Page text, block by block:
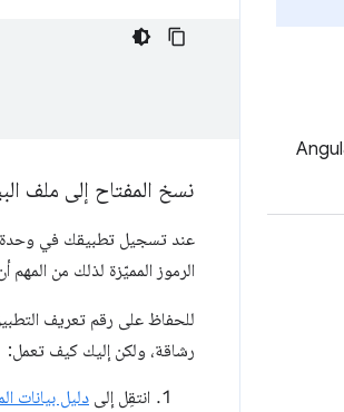
نسخ المفتاح إلى ملف
الرموز المميّزة لذلك من
للحفاظ على رقم تعريف
رشاقة، ولكن إليك كيف تعمل:
انتقِل إلى دليل بيانات